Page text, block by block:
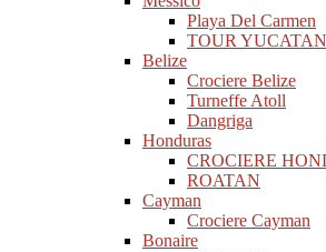
Playa Del Carmen
TOUR YUCATAN
Belize
Crociere Belize
Turneffe Atoll
Dangriga
Honduras
CROCIERE
ROATAN
Cayman
Crociere Cayman
Bonaire